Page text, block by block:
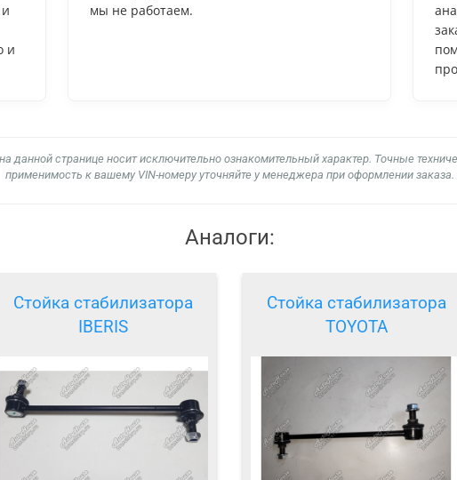
и
мы не работаем.
странице носит исключительно ознакомительный характер. Точные
применимость к вашему VIN-номеру уточняйте у менеджера при оформлении заказа.
Аналоги:
Стойка стабилизатора
IBERIS
Стойка стабилизатора
TOYOTA